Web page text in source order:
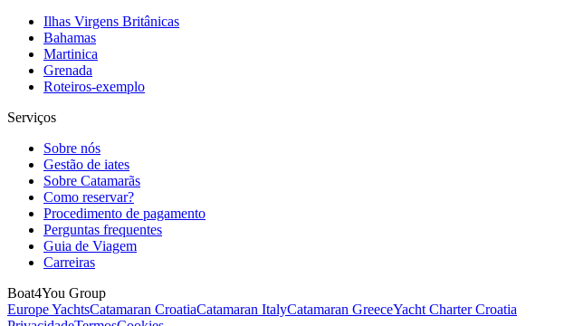
Ilhas Virgens Britânicas
Bahamas
Martinica
Grenada
Roteiros-exemplo
Serviços
Sobre nós
Gestão de iates
Sobre Catamarãs
Como reservar?
Procedimento de pagamento
Perguntas frequentes
Guia de Viagem
Carreiras
Boat4You Group
Europe YachtsCatamaran CroatiaCatamaran ItalyCatamaran GreeceYacht Charter Croatia